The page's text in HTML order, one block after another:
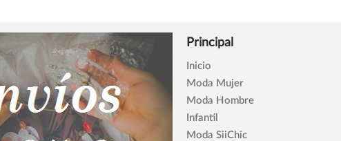
Principal
Inicio
Moda Mujer
Moda Hombre
Infantil
Moda SiiChic